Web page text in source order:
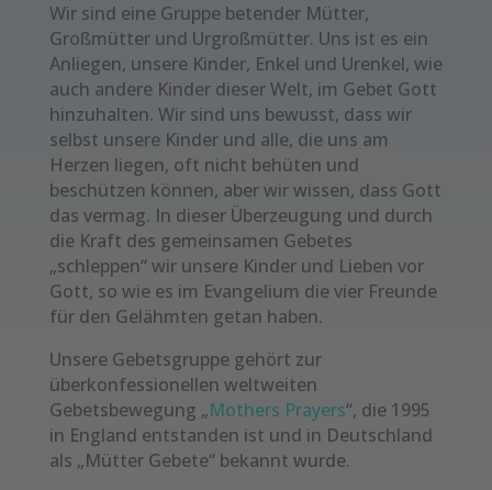
Wir sind eine Gruppe betender Mütter,
Großmütter und Urgroßmütter. Uns ist es ein
Anliegen, unsere Kinder, Enkel und Urenkel, wie
auch andere Kinder dieser Welt, im Gebet Gott
hinzuhalten. Wir sind uns bewusst, dass wir
selbst unsere Kinder und alle, die uns am
Herzen liegen, oft nicht behüten und
beschützen können, aber wir wissen, dass Gott
das vermag. In dieser Überzeugung und durch
die Kraft des gemeinsamen Gebetes
„schleppen“ wir unsere Kinder und Lieben vor
Gott, so wie es im Evangelium die vier Freunde
für den Gelähmten getan haben.
Unsere Gebetsgruppe gehört zur
überkonfessionellen weltweiten
Gebetsbewegung „Mothers Prayers“, die 1995
in England entstanden ist und in Deutschland
als „Mütter Gebete“ bekannt wurde.